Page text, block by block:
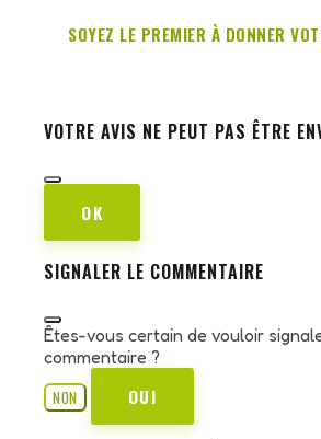
SOYEZ LE PREMIER À DONNER
VOTRE AVIS NE PEUT PAS ÊTRE
OK
SIGNALER LE COMMENTAIRE
Êtes-vous certain de vouloir
commentaire ?
NON
OUI